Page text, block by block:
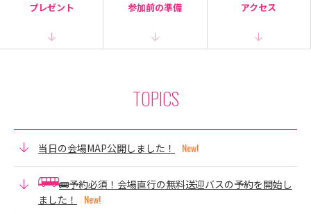
プレゼント 参加前の準備 アクセス
TOPICS
当日の会場MAP公開しました！
🚌予約必須！会場直行の無料送迎バスの予約を開始し
ました！